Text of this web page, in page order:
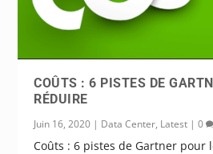
COÛTS : 6 PISTES DE
RÉDUIRE
Juin 16, 2020 | Data Center, Latest |0
Coûts : 6 pistes de Gartner pour